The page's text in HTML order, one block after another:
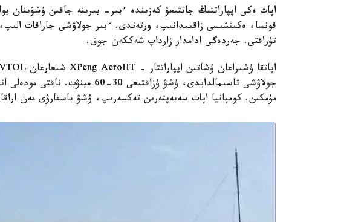
اپات ەكى اپپاراتتىڭ جاتتىعۋ كەزىندە ءبىر- بىرىنە جاقىن ۇشۋىنان
قونسا، ەكىنشىسى زاقىمدانىپ، ورتەندى. ءبىر جولاۋشى جاراقات
تۇراقتى. جەردەگى ادامدار زارداپ شەككەن جوق.
مۇمكىن. كومپانيا اپات سەبەپتەرىن تەكسەرىپ، ۇشۋ باسقارۋى مەن